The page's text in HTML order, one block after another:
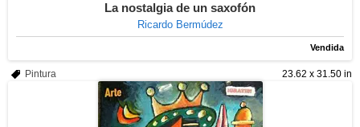
La nostalgia de un saxofón
Ricardo Bermúdez
Vendida
23.62 x 31.50 in
Pintura